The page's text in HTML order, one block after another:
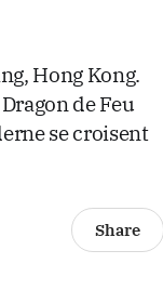
Hong Kong.
de Feu
se croisent
Share